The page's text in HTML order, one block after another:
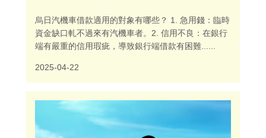
烏日汽機車借款適用的對象有哪些？ 1. 急用錢：臨時
資金缺口軋不過來有汽機車者。2. 信用不良：在銀行
端有嚴重的信用瑕疵，導致銀行端借款有困難......
2025-04-22